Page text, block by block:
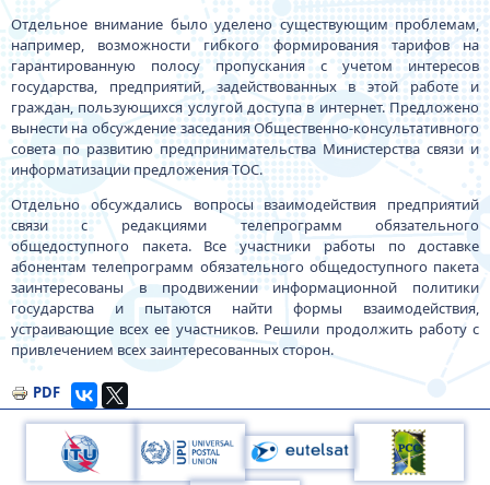
Отдельное внимание было уделено существующим проблемам,
например, возможности гибкого формирования тарифов на
гарантированную полосу пропускания с учетом интересов
государства, предприятий, задействованных в этой работе и
граждан, пользующихся услугой доступа в интернет. Предложено
вынести на обсуждение заседания Общественно-консультативного
совета по развитию предпринимательства Министерства связи и
информатизации предложения ТОС.
Отдельно обсуждались вопросы взаимодействия предприятий
связи с редакциями телепрограмм обязательного
общедоступного пакета. Все участники работы по доставке
абонентам телепрограмм обязательного общедоступного пакета
заинтересованы в продвижении информационной политики
государства и пытаются найти формы взаимодействия,
устраивающие всех ее участников. Решили продолжить работу с
привлечением всех заинтересованных сторон.
PDF